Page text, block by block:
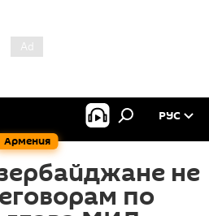
Армения
РУС
не
по